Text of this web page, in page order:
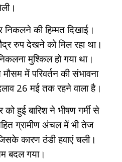
निकलने की हिम्मत दिखाई।
रुप देखने को मिल रहा था।
मुश्किल हो गया था।
में परिवर्तन की संभावना
26 मई तक रहने वाला है।
को हुई बारिश ने भीषण गर्मी से
ग्रामीण अंचल में भी तेज
कारण ठंडी हवाएं चली।
बदल गया।